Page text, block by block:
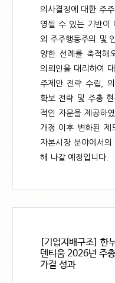
의사결정에 대한 주
영될 수 있는 기반이
외 주주행동주의 및
양한 선례를 축적해
의뢰인을 대리하여
주제안 전략 수립,
확보 전략 및 주총
적인 자문을 제공하
개정 이후 변화된 제
자본시장 분야에서
해 나갈 예정입니다.
[기업지배구조] 한
덴티움 2026년 주
가결 성과